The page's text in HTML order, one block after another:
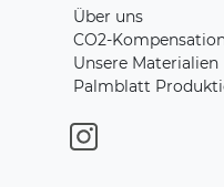
Über uns
CO2-
Unsere Materialien
Palmblatt